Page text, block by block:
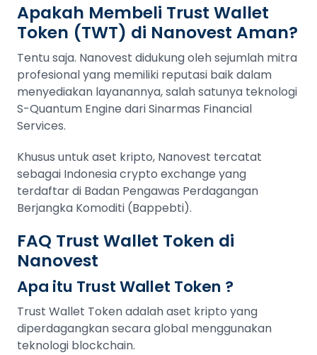
Apakah Membeli Trust Wallet
Token (TWT) di Nanovest Aman?
Tentu saja. Nanovest didukung oleh sejumlah mitra
profesional yang memiliki reputasi baik dalam
menyediakan layanannya, salah satunya teknologi
S-Quantum Engine dari Sinarmas Financial
Services.
Khusus untuk aset kripto, Nanovest tercatat
sebagai Indonesia crypto exchange yang
terdaftar di Badan Pengawas Perdagangan
Berjangka Komoditi (Bappebti).
FAQ Trust Wallet Token di
Nanovest
Apa itu Trust Wallet Token ?
Trust Wallet Token adalah aset kripto yang
diperdagangkan secara global menggunakan
teknologi blockchain.